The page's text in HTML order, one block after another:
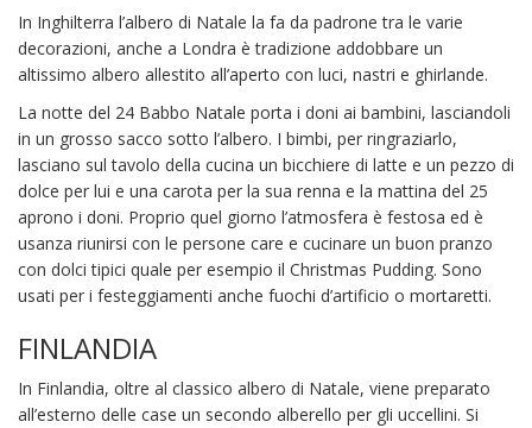
In Inghilterra l’albero di Natale la fa da padrone tra le varie
decorazioni, anche a Londra è tradizione addobbare un
altissimo albero allestito all’aperto con luci, nastri e ghirlande.
La notte del 24 Babbo Natale porta i doni ai bambini, lasciandoli
in un grosso sacco sotto l’albero. I bimbi, per ringraziarlo,
lasciano sul tavolo della cucina un bicchiere di latte e un pezzo di
dolce per lui e una carota per la sua renna e la mattina del 25
aprono i doni. Proprio quel giorno l’atmosfera è festosa ed è
usanza riunirsi con le persone care e cucinare un buon pranzo
con dolci tipici quale per esempio il Christmas Pudding. Sono
usati per i festeggiamenti anche fuochi d’artificio o mortaretti.
FINLANDIA
In Finlandia, oltre al classico albero di Natale, viene preparato
all’esterno delle case un secondo alberello per gli uccellini. Si